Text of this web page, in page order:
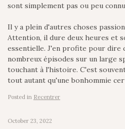
sont simplement pas ou peu
Il y a plein d'autres choses
Attention, il dure deux heures et
essentielle. J'en profite pour dire
nombreux épisodes sur un large
touchant à l'histoire. C'est
tout autant qu'une bonhommie
Posted in Recentrer
October 23, 2022